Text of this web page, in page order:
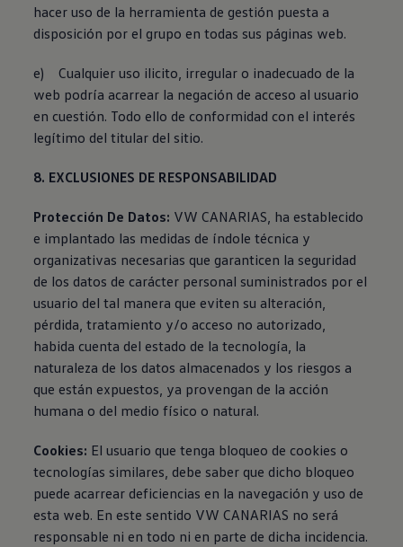
hacer uso de la herramienta de gestión puesta a
disposición por el grupo en todas sus páginas web.
e) Cualquier uso ilicito, irregular o inadecuado de la
web podría acarrear la negación de acceso al usuario
en cuestión. Todo ello de conformidad con el interés
legítimo del titular del sitio.
8. EXCLUSIONES DE RESPONSABILIDAD
Protección De Datos: VW CANARIAS, ha establecido
e implantado las medidas de índole técnica y
organizativas necesarias que garanticen la seguridad
de los datos de carácter personal suministrados por el
usuario del tal manera que eviten su alteración,
pérdida, tratamiento y/o acceso no autorizado,
habida cuenta del estado de la tecnología, la
naturaleza de los datos almacenados y los riesgos a
que están expuestos, ya provengan de la acción
humana o del medio físico o natural.
Cookies: El usuario que tenga bloqueo de cookies o
tecnologías similares, debe saber que dicho bloqueo
puede acarrear deficiencias en la navegación y uso de
esta web. En este sentido VW CANARIAS no será
responsable ni en todo ni en parte de dicha incidencia.